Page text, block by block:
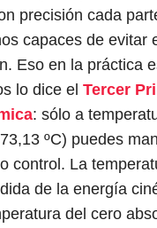
precisión cada
capaces de evitar
Eso en la práctica
lo dice elTercer
: sólo a
ºC) puedes
control. La
de la energía
del cero